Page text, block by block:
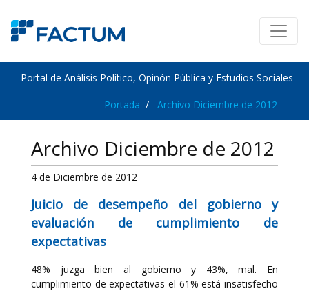
Portal de Análisis Político, Opinón Pública y Estudios Sociales
Portada Archivo Diciembre de 2012
Archivo Diciembre de 2012
4 de Diciembre de 2012
Juicio de desempeño del gobierno y
evaluación de cumplimiento de
expectativas
48% juzga bien al gobierno y 43%, mal. En
cumplimiento de expectativas el 61% está insatisfecho